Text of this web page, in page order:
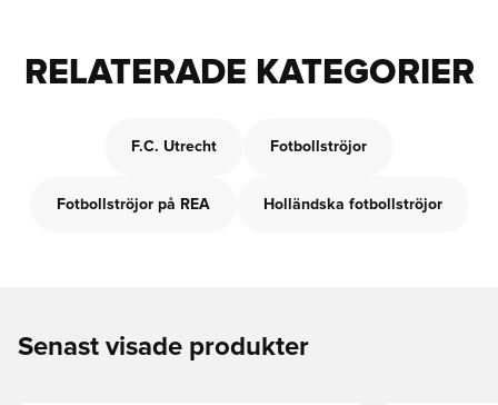
RELATERADE KATEGORIER
F.C. Utrecht Fotbollströjor
Fotbollströjor på REA Holländska fotbollströjor
Senast visade produkter